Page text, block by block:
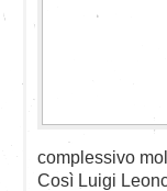
complessivo
Così Luigi